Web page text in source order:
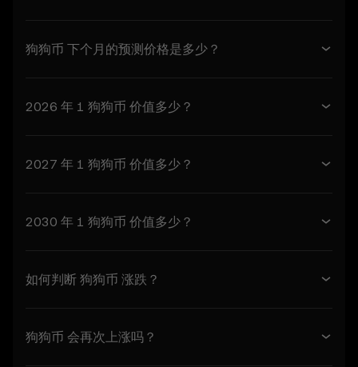
狗狗币 下个月的预测价格是多少？
2026 年 1 狗狗币 价值多少？
2027 年 1 狗狗币 价值多少？
2030 年 1 狗狗币 价值多少？
如何判断 狗狗币 涨跌？
狗狗币 会再次上涨吗？
供，不提供任何形式的保证。
- 用于信息使用的分析工具，包括价格表现可视
3.3 本价格预测功能不构成财务或投资建议，不
4.1 您同意：
功能。